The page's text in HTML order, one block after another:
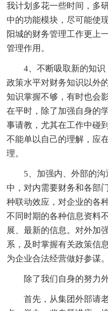
我计划多花一些时间，多
中的功能模块，尽可能使
阳城的财务管理工作更上
管理作用。
4、不断吸取新的知识
政策水平对财务知识以外
知识掌握不够，有时也会
在平时，除了加强自身的
事请教，尤其在工作中碰
不能单以自己的理解，应
理。
5、加强内、外部的沟
中，对内需要财务和各部
种联动效应，对企业的各
不同时期的各种信息资料
展、最新的信息。对外加
系，及时掌握有关政策信
为企业合法经营做好参谋。
除了我们自身的努力外
首先，从集团外部请老